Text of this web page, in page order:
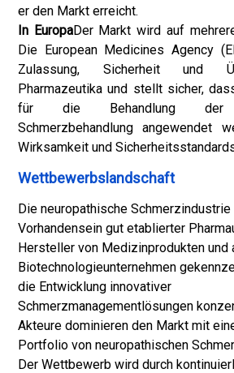
er den Markt erreicht.
In EuropaDer Markt wird auf
Die European Medicines Agency
Zulassung, Sicherheit und
Pharmazeutika und stellt sicher,
für die Behandlung der
Schmerzbehandlung angewendet
Wirksamkeit und
Wettbewerbslandschaft
Die neuropathische
Vorhandensein gut etablierter
Hersteller von Medizinprodukten und
Biotechnologieunternehmen
die Entwicklung innovativer
Schmerzmanagementlösungen
Akteure dominieren den Markt mit
Portfolio von neuropathischen
Der Wettbewerb wird durch